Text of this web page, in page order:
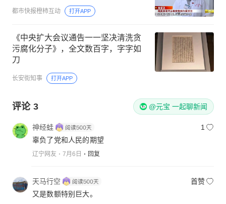
都市快报橙柿互动 打开APP
《中央扩大会议通告一一坚决清洗贪
污腐化分子》，全文数百字，字字如
刀
长安街知事 打开APP
评论 3 @元宝 一起聊新闻
神经蛙
1
辜负了党和人民的期望
辽宁网友 7月6日 回复
天马行空
首赞
又是数额特别巨大。